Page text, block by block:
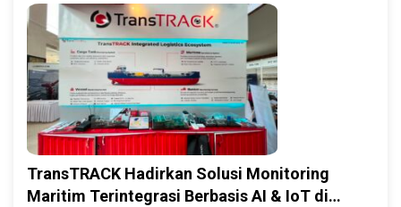
TransTRACK Hadirkan Solusi Monitoring
Maritim Terintegrasi Berbasis AI & IoT di